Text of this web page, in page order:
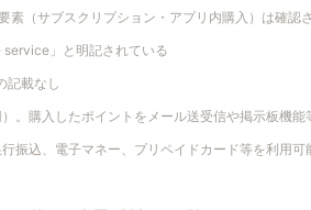
素（サブスクリプション・アプリ内購入）は確認
」と明記されている
記載なし
。購入したポイントをメール送受信や掲示板機
振込、電子マネー、プリペイドカード等を利用可